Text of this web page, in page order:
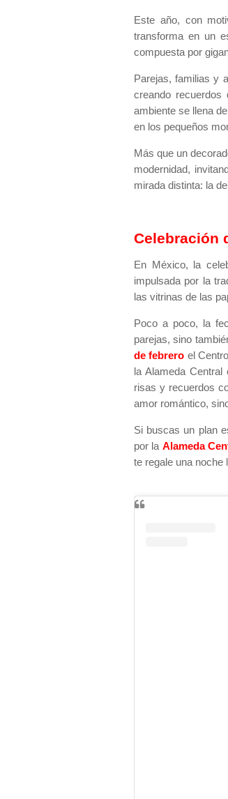
Este año, con
transforma en un
compuesta por
Parejas, familias y
creando
ambiente se llena
en los pequeños
Más que un
modernidad,
mirada distinta: la
Celebración
En México, la
impulsada por la
las vitrinas de las
Poco a poco, la
parejas, sino
de febrero el
la Alameda Central
risas y recuerdos
amor romántico,
Si buscas un plan
por la Alameda
te regale una noche